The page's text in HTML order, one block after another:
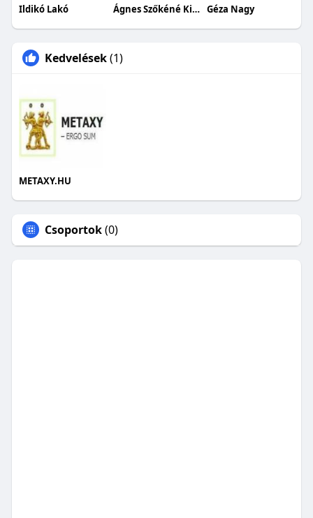
Ildikó Lakó Ágnes Szőkéné Kiss Géza Nagy
Kedvelések(1)
METAXY.HU
Csoportok(0)